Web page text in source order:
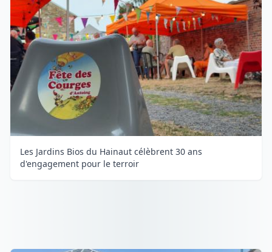
Les Jardins Bios du Hainaut célèbrent 30 ans
d'engagement pour le terroir